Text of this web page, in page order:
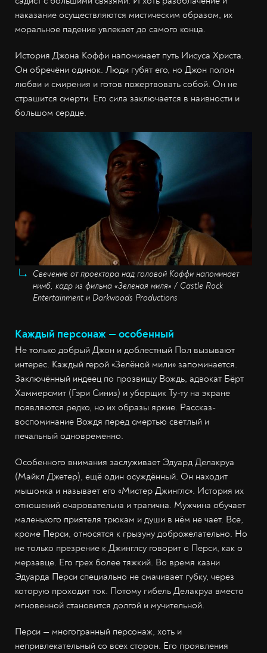
наказание осуществляются мистическим образом, их
моральное падение увлекает до самого конца.
История Джона Коффи напоминает путь Иисуса Христа.
Он обречёни одинок. Люди губят его, но Джон полон
любви и смирения и готов пожертвовать собой. Он не
страшится смерти. Его сила заключается в наивности и
большом сердце.
Свечение от проектора над головой Коффи напоминает
нимб, кадр из фильма «Зеленая миля» / Castle Rock
Entertainment и Darkwoods Productions
Каждый персонаж — особенный
Не только добрый Джон и доблестный Пол вызывают
интерес. Каждый герой «Зелёной мили» запоминается.
Заключённый индеец по прозвищу Вождь, адвокат Бёрт
Хаммерсмит (Гэри Синиз) и уборщик Ту-ту на экране
появляются редко, но их образы яркие. Рассказ-
воспоминание Вождя перед смертью светлый и
печальный одновременно.
Особенного внимания заслуживает Эдуард Делакруа
(Майкл Джетер), ещё один осуждённый. Он находит
мышонка и называет его «Мистер Джинглс». История их
отношений очаровательна и трагична. Мужчина обучает
маленького приятеля трюкам и души в нём не чает. Все,
кроме Перси, относятся к грызуну доброжелательно. Но
не только презрение к Джинглсу говорит о Перси, как о
мерзавце. Его грех более тяжкий. Во время казни
Эдуарда Перси специально не смачивает губку, через
которую проходит ток. Потому гибель Делакруа вместо
мгновенной становится долгой и мучительной.
Перси — многогранный персонаж, хоть и
непривлекательный со всех сторон. Его проявления